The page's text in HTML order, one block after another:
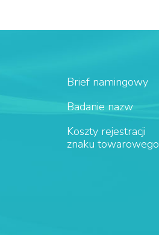
Brief namingowy
Badanie nazw
Koszty rejestracji
znaku towarowego